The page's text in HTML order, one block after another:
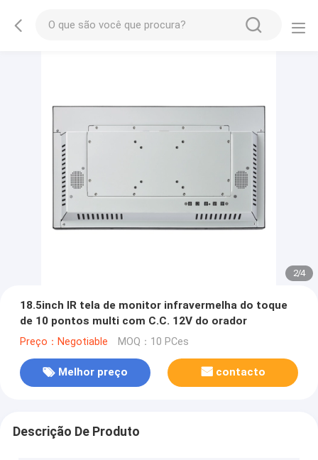
2/4
18.5inch IR tela de monitor infravermelha do toque
de 10 pontos multi com C.C. 12V do orador
Preço：Negotiable MOQ：10 PCes
Melhor preço contacto
Descrição De Produto